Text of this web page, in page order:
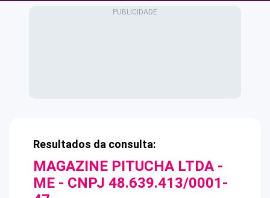
Resultados da consulta:
MAGAZINE PITUCHA LTDA -
ME - CNPJ 48.639.413/0001-